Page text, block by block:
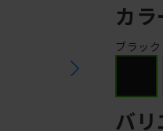
カ
ブラック
バリ